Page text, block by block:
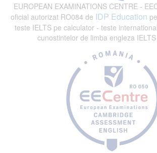
EUROPEAN EXAMINATIONS CENTRE -
oficial autorizat RO084 de IDP Education
teste IELTS pe calculator - teste
cunostintelor de limba engleza IELTS